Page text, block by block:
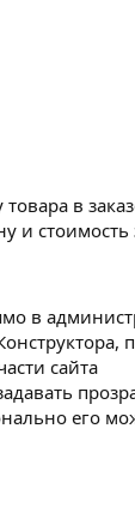
в
и
в
сайта
его